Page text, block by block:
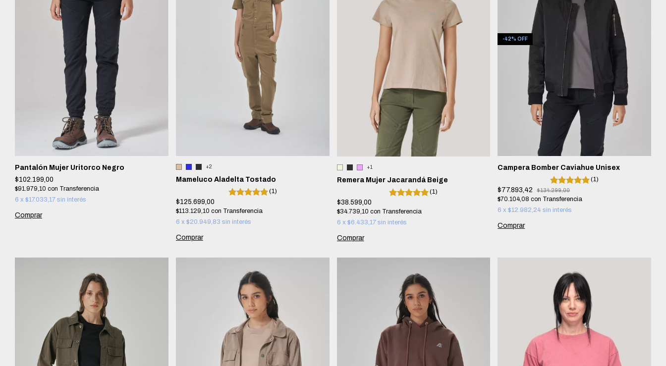
Pantalón Mujer Uritorco Negro
$102.199,00
$91.979,10 con
6 x $17.033,17 sin interés
Comprar
+2
Mameluco Aladelta Tostado
(1)
$125.699,00
$113.129,10 con
6 x $20.949,83 sin interés
Comprar
+1
Remera Mujer Jacarandá Beige
(1)
$38.599,00
$34.739,10 con
6 x $6.433,17 sin interés
Comprar
-42%OFF
Campera Bomber Caviahue Unisex
(1)
$77.893,42 $134.299,00
$70.104,08con
6 x$12.982,24 sin interés
Comprar